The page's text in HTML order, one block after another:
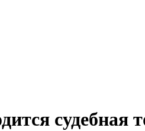
судебная